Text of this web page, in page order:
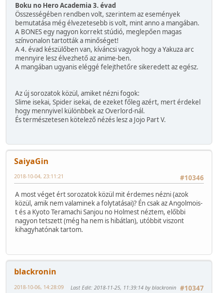
Boku no Hero Academia 3. évad
Összességében rendben volt, szerintem az események
bemutatása még élvezetesebb is volt, mint anno a mangában.
A BONES egy nagyon korrekt stúdió, meglepően magas
színvonalon tartották a minőséget!
A 4. évad készülőben van, kíváncsi vagyok hogy a Yakuza arc
mennyire lesz élvezhető az anime-ben.
A mangában ugyanis eléggé felejthetőre sikeredett az egész.
Az új sorozatok közül, amiket nézni fogok:
Slime isekai, Spider isekai, de ezeket főleg azért, mert érdekel
hogy mennyivel különbbek az Overlord-nál.
És természetesen kötelező nézés lesz a Jojo Part V.
SaiyaGin
#10346
2018-10-04, 23:11:21
A most véget ért sorozatok közül mit érdemes nézni (azok
közül, amik nem valaminek a folytatásai)? Én csak az Angolmois-
t és a Kyoto Teramachi Sanjou no Holmest néztem, előbbi
nagyon tetszett (még ha nem is hibátlan), utóbbit viszont
kihagyhatónak tartom.
blackronin
#10347
2018-10-06, 14:28:09 Last Edit: 2018-11-25, 11:39:14 by blackronin